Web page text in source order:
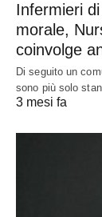
Infermieri
morale,
coinvolge
Di seguito un
sono più solo
3 mesi fa